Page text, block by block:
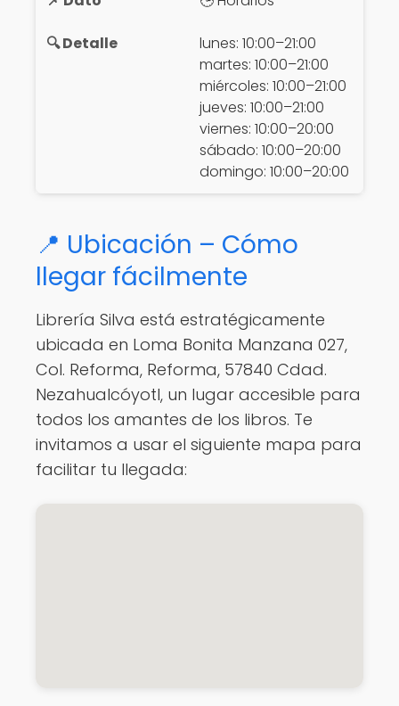
lunes: 10:00–21:00
martes: 10:00–21:00
miércoles: 10:00–21:00
jueves: 10:00–21:00
viernes: 10:00–20:00
sábado: 10:00–20:00
domingo: 10:00–20:00
📍 Ubicación – Cómo
llegar fácilmente
Librería Silva está estratégicamente
ubicada en Loma Bonita Manzana 027,
Col. Reforma, Reforma, 57840 Cdad.
Nezahualcóyotl, un lugar accesible para
todos los amantes de los libros. Te
invitamos a usar el siguiente mapa para
facilitar tu llegada: